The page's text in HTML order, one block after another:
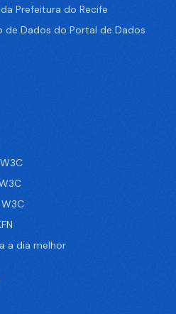
Prefeitura do Recife
de Dados do Portal de Dados
a dia melhor